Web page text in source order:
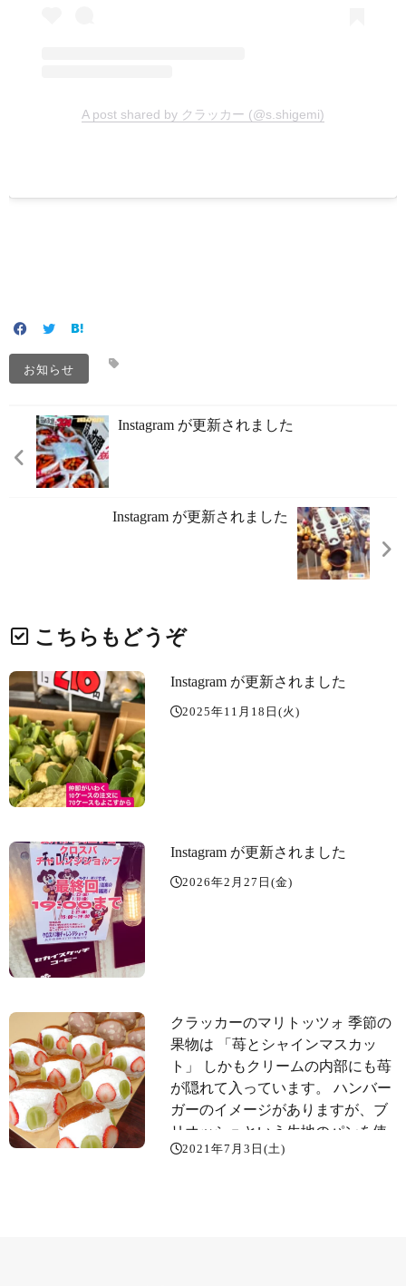
A post shared by クラッカー (@s.shigemi)
お知らせ
Instagram が更新されました
Instagram が更新されました
こちらもどうぞ
Instagram が更新されました
2025年11月18日(火)
Instagram が更新されました
2026年2月27日(金)
クラッカーのマリトッツォ 季節の
果物は 「苺とシャインマスカッ
ト」 しかもクリームの内部にも苺
が隠れて入っています。 ハンバー
ガーのイメージがありますが、ブ
リオッシュという生地のパンを使
っているので、ほんのり甘く軽～
2021年7月3日(土)